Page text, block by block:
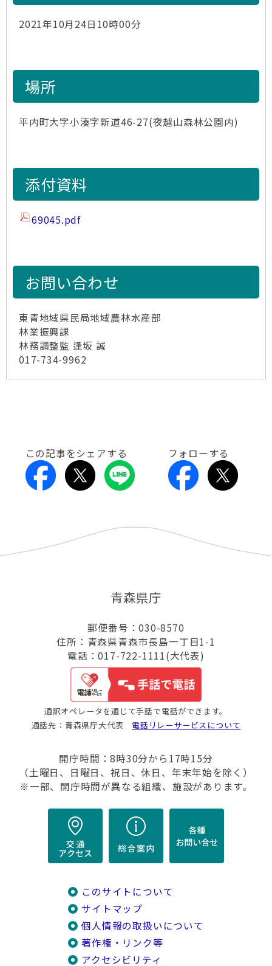
2021年10月24日10時00分
場所
平内町大字小湊字新道46-27(夜越山森林公園内)
添付資料
69045.pdf
お問い合わせ
東青地域県民局地域農林水産部
林業振興課
林務調整監 逢坂 誠
017-734-9962
この記事をシェアする フォローする
青森県庁
郵便番号：030-8570
住所：青森県青森市長島一丁目1-1
電話：017-722-1111(大代表)
通訳オペレータを通じて手話で電話ができます。
通話先：青森県庁大代表 電話リレーサービスについて
開庁時間：8時30分から17時15分
（土曜日、日曜日、祝日、休日、年末年始を除く）
※一部、開庁時間が異なる組織、施設があります。
このサイトについて
サイトマップ
個人情報の取扱いについて
著作権・リンク等
アクセシビリティ